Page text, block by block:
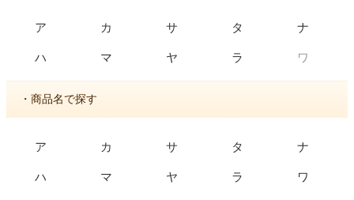
ア カ サ タ ナ
ハ マ ヤ ラ ワ
・商品名で探す
ア カ サ タ ナ
ハ マ ヤ ラ ワ